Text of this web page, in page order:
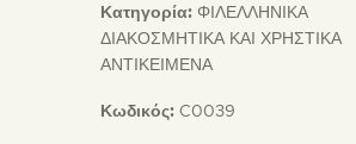
Κατηγορία: ΦΙΛΕΛΛΗΝΙΚΑ
ΔΙΑΚΟΣΜΗΤΙΚΑ ΚΑΙ ΧΡΗΣΤΙΚΑ
ΑΝΤΙΚΕΙΜΕΝΑ
Κωδικός: C0039